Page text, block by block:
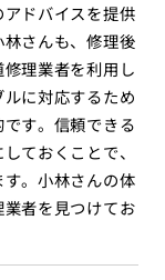
ドバイスを提供
さんも、修理後
理業者を利用し
に対応するため
す。信頼できる
ておくことで、
。小林さんの体
者を見つけてお